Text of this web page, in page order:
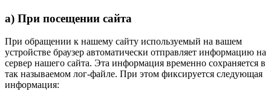
a) При посещении сайта
При обращении к нашему сайту используемый на вашем
устройстве браузер автоматически отправляет информацию на
сервер нашего сайта. Эта информация временно сохраняется в
так называемом лог-файле. При этом фиксируется следующая
информация: